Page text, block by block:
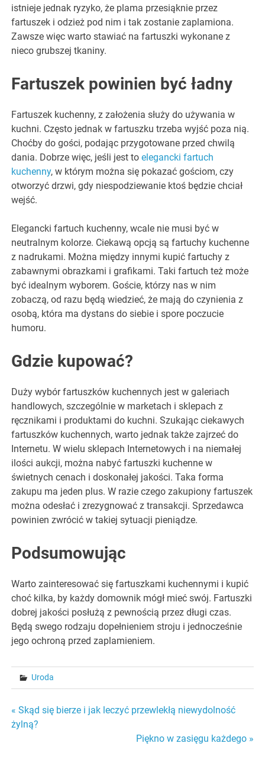
istnieje jednak ryzyko, że plama przesiąknie przez
fartuszek i odzież pod nim i tak zostanie zaplamiona.
Zawsze więc warto stawiać na fartuszki wykonane z
nieco grubszej tkaniny.
Fartuszek powinien być ładny
Fartuszek kuchenny, z założenia służy do używania w
kuchni. Często jednak w fartuszku trzeba wyjść poza nią.
Choćby do gości, podając przygotowane przed chwilą
dania. Dobrze więc, jeśli jest toelegancki fartuch
kuchenny, w którym można się pokazać gościom, czy
otworzyć drzwi, gdy niespodziewanie ktoś będzie chciał
wejść.
Elegancki fartuch kuchenny, wcale nie musi być w
neutralnym kolorze. Ciekawą opcją są fartuchy kuchenne
z nadrukami. Można między innymi kupić fartuchy z
zabawnymi obrazkami i grafikami. Taki fartuch też może
być idealnym wyborem. Goście, którzy nas w nim
zobaczą, od razu będą wiedzieć, że mają do czynienia z
osobą, która ma dystans do siebie i spore poczucie
humoru.
Gdzie kupować?
Duży wybór fartuszków kuchennych jest w galeriach
handlowych, szczególnie w marketach i sklepach z
ręcznikami i produktami do kuchni. Szukając ciekawych
fartuszków kuchennych, warto jednak także zajrzeć do
Internetu. W wielu sklepach Internetowych i na niemałej
ilości aukcji, można nabyć fartuszki kuchenne w
świetnych cenach i doskonałej jakości. Taka forma
zakupu ma jeden plus. W razie czego zakupiony fartuszek
można odesłać i zrezygnować z transakcji. Sprzedawca
powinien zwrócić w takiej sytuacji pieniądze.
Podsumowując
Warto zainteresować się fartuszkami kuchennymi i kupić
choć kilka, by każdy domownik mógł mieć swój. Fartuszki
dobrej jakości posłużą z pewnością przez długi czas.
Będą swego rodzaju dopełnieniem stroju i jednocześnie
jego ochroną przed zaplamieniem.
Uroda
Nawigacja
« Skąd się bierze i jak leczyć przewlekłą niewydolność
żylną?
Piękno w zasięgu każdego »